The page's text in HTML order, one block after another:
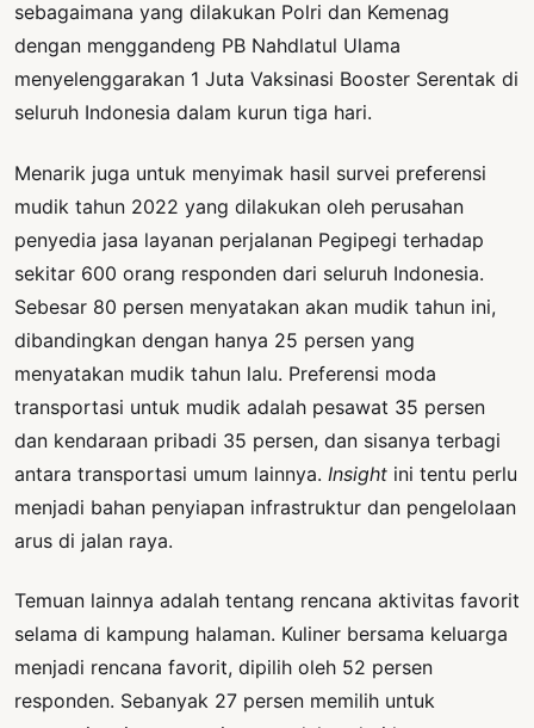
sebagaimana yang dilakukan Polri dan Kemenag
dengan menggandeng PB Nahdlatul Ulama
menyelenggarakan 1 Juta Vaksinasi Booster Serentak di
seluruh Indonesia dalam kurun tiga hari.
Menarik juga untuk menyimak hasil survei preferensi
mudik tahun 2022 yang dilakukan oleh perusahan
penyedia jasa layanan perjalanan Pegipegi terhadap
sekitar 600 orang responden dari seluruh Indonesia.
Sebesar 80 persen menyatakan akan mudik tahun ini,
dibandingkan dengan hanya 25 persen yang
menyatakan mudik tahun lalu. Preferensi moda
transportasi untuk mudik adalah pesawat 35 persen
dan kendaraan pribadi 35 persen, dan sisanya terbagi
antara transportasi umum lainnya. Insight ini tentu perlu
menjadi bahan penyiapan infrastruktur dan pengelolaan
arus di jalan raya.
Temuan lainnya adalah tentang rencana aktivitas favorit
selama di kampung halaman. Kuliner bersama keluarga
menjadi rencana favorit, dipilih oleh 52 persen
responden. Sebanyak 27 persen memilih untuk